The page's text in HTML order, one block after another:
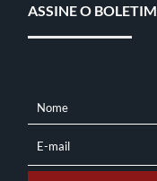
ASSINE O BOLETIM
NOME
Nome
MAIL
E-mail